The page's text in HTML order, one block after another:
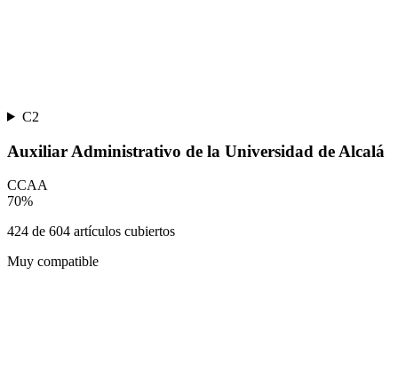
C2
Auxiliar Administrativo de la Universidad de Alcalá
CCAA
70%
424 de 604 artículos cubiertos
Muy compatible